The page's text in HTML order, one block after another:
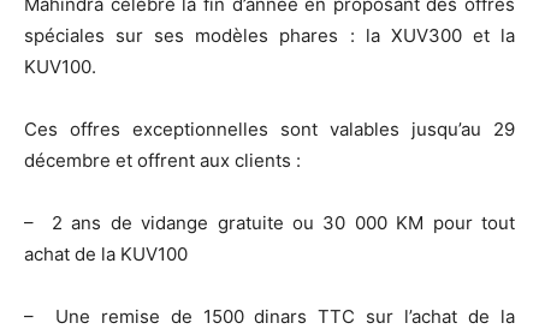
spéciales sur ses modèles phares : la XUV300 et la
KUV100.
Ces offres exceptionnelles sont valables jusqu’au 29
décembre et offrent aux clients :
– 2 ans de vidange gratuite ou 30 000 KM pour tout
achat de la KUV100
– Une remise de 1500 dinars TTC sur l’achat de la